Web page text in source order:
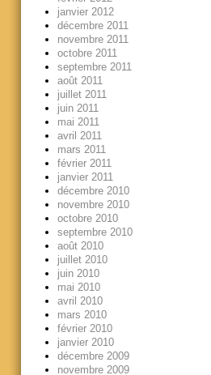
janvier 2012
décembre 2011
novembre 2011
octobre 2011
septembre 2011
août 2011
juillet 2011
juin 2011
mai 2011
avril 2011
mars 2011
février 2011
janvier 2011
décembre 2010
novembre 2010
octobre 2010
septembre 2010
août 2010
juillet 2010
juin 2010
mai 2010
avril 2010
mars 2010
février 2010
janvier 2010
décembre 2009
novembre 2009